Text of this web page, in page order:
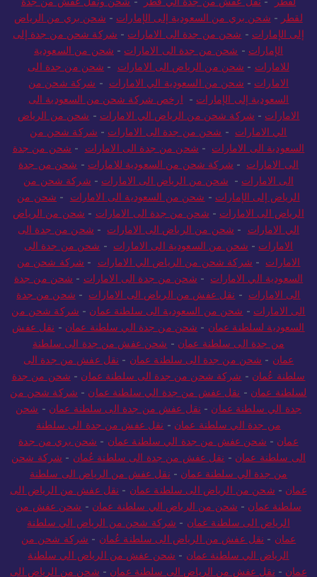
لقطر - نقل عفش من جدة الي قطر- شحن ونقل عفش من جدة
لقطر-شحن بري من السعودية إلى الإمارات- شحن بري من الرياض
إلى الإمارات- شحن من جدة الى الامارات- شركة شحن من جدة إلى
الإمارات-شحن من جدة الى الامارات-
شحن من السعودية
للامارات - شحن من الرياض الى الامارات- شحن من جدة الى
الامارات-شحن من السعودية الي الامارات-شركة شحن من
السعودية إلى الإمارات -ارخص شركة شحن من السعودية الى
الامارات- شركة شحن من الرياض الي الامارات - شحن من الرياض
الي الامارات-شحن من جدة الى الامارات- شركة شحن من
السعودية الى الامارات-شحن من جدة الى الامارات -شحن من جدة
الى الامارات- شركة شحن من السعودية للامارات- شحن من جدة
الى الامارات- شحن من الرياض الى الامارات-شركة شحن من
الرياض إلى الإمارات-شحن من السعودية الى الامارات-شحن من
الرياض الى الامارات- شحن من جدة الى الامارات -شحن من الرياض
الي الامارات-شحن من الرياض الى الامارات -شحن من جدة الى
الامارات-شحن من السعودية الى الامارات-شحن من جدة الى
الامارات - شركة شحن من الرياض الي الامارات -شركة شحن من
السعودية الي الامارات- شحن من جدة الى الامارات -شحن من جدة
الى الامارات-نقل عفش من الرياض الى الامارات -شحن من جدة
الى الامارات -شحن من السعودية الى سلطنة عمان -شركة شحن من
السعودية لسلطنة عمان-شحن من جدة الي سلطنة عمان -نقل عفش
من جدة الى سلطنة عمان-شحن عفش من جدة الى سلطنة
عمان-شحن من جدة الى سلطنة عمان-نقل عفش من جدة الى
سلطنة عُمان- شركة شحن من جدة الى سلطنة عمان - شحن من جدة
لسلطنة عمان-نقل عفش من جدة الي سلطنة عمان-شركة شحن من
جدة الي سلطنة عمان-نقل عفش من جدة الى سلطنة عمان-شحن
من جدة الي سلطنة عمان-
نقل عفش من جدة الى سلطنة
عمان-شحن عفش من جدة الي سلطنة عمان- شحن بري من جدة
الى سلطنة عمان
- نقل عفش من جدة الى سلطنة عُمان-
شركة شحن
من جدة الي سلطنة عمان-نقل عفش من الرياض الى سلطنة
عمان-شحن من الرياض الى سلطنة عمان-نقل عفش من الرياض الى
سلطنة عمان -شحن من الرياض الي سلطنة عمان- شحن عفش من
الرياض الى سلطنة عمان-
شركة شحن من الرياض الي سلطنة
عمان- نقل عفش من الرياض الى سلطنة عُمان-شركة شحن من
الرياض الي سلطنة عمان
-شحن عفش من الرياض الي سلطنة